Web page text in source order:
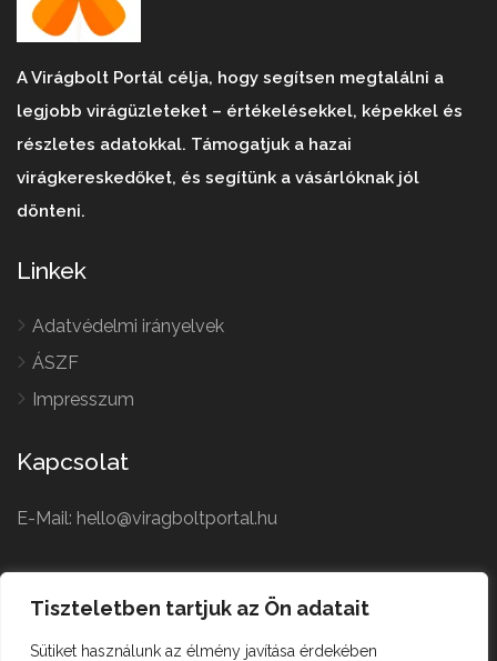
Tiszteletben tartjuk az Ön adatait
Sütiket használunk az élmény javítása érdekében
A Virágbolt Portál célja, hogy segítsen megtalálni a
legjobb virágüzleteket – értékelésekkel, képekkel és
részletes adatokkal. Támogatjuk a hazai
virágkereskedőket, és segítünk a vásárlóknak jól
dönteni.
Linkek
Adatvédelmi irányelvek
ÁSZF
Impresszum
Kapcsolat
E-Mail: hello@viragboltportal.hu
German
Czech